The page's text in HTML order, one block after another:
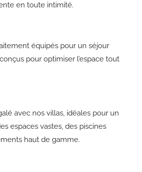
en toute intimité.
équipés pour un séjour
pour optimiser l’espace tout
avec nos villas, idéales pour un
espaces vastes, des piscines
haut de gamme.